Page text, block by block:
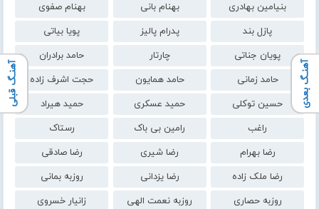
بنیامین بهادری
بهنام بانی
بهنام صفوی
پازل بند
پدرام پالیز
پویا بیاتی
پویان جناتی
چارتار
حامد برادران
حامد زمانی
حامد همایون
حجت اشرف زاده
حسین توکلی
حمید عسکری
حمید هیراد
راغب
رامین بی باک
رستاک
رضا بهرام
رضا شیری
رضا صادقی
رضا ملک زاده
رضا یزدانی
روزبه بمانی
روزبه حصاری
روزبه نعمت الهی
زانیار خسروی
آهنـگ بعدی آهنـگ قبلی